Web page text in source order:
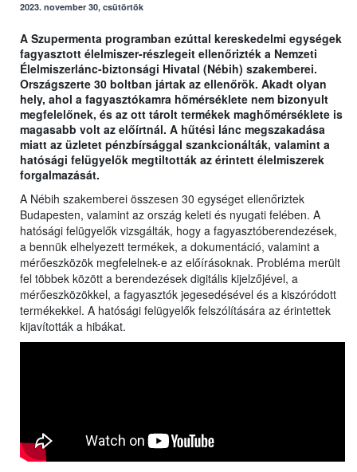
2023. november 30, csütörtök
A Szupermenta programban ezúttal kereskedelmi egységek
fagyasztott élelmiszer-részlegeit ellenőrizték a Nemzeti
Élelmiszerlánc-biztonsági Hivatal (Nébih) szakemberei.
Országszerte 30 boltban jártak az ellenőrök. Akadt olyan
hely, ahol a fagyasztókamra hőmérséklete nem bizonyult
megfelelőnek, és az ott tárolt termékek maghőmérséklete is
magasabb volt az előírtnál. A hűtési lánc megszakadása
miatt az üzletet pénzbírsággal szankcionálták, valamint a
hatósági felügyelők megtiltották az érintett élelmiszerek
forgalmazását.
A Nébih szakemberei összesen 30 egységet ellenőriztek
Budapesten, valamint az ország keleti és nyugati felében. A
hatósági felügyelők vizsgálták, hogy a fagyasztóberendezések,
a bennük elhelyezett termékek, a dokumentáció, valamint a
mérőeszközök megfelelnek-e az előírásoknak. Probléma merült
fel többek között a berendezések digitális kijelzőjével, a
mérőeszközökkel, a fagyasztók jegesedésével és a kiszóródott
termékekkel. A hatósági felügyelők felszólítására az érintettek
kijavították a hibákat.